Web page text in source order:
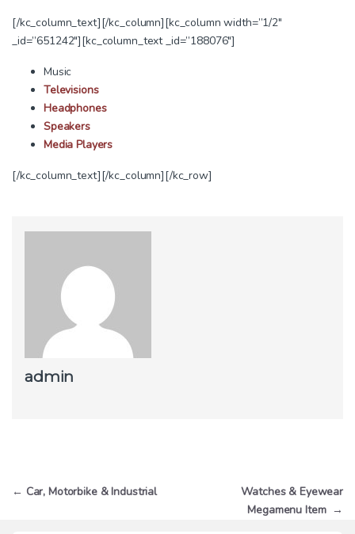
[/kc_column_text][/kc_column][kc_column width=”1/2″
_id=”651242″][kc_column_text _id=”188076″]
Music
Televisions
Headphones
Speakers
Media Players
[/kc_column_text][/kc_column][/kc_row]
admin
Navegación
← Car, Motorbike & Industrial
Watches & Eyewear
Megamenu Item →